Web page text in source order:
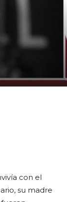
con el
su madre